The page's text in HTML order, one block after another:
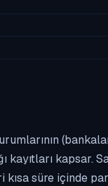
kayıtları
süre içinde